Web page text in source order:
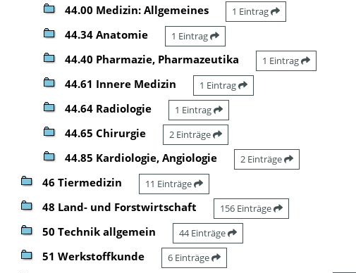
44.00 Medizin: Allgemeines 1 Eintrag
44.34 Anatomie 1 Eintrag
44.40 Pharmazie, Pharmazeutika 1 Eintrag
44.61 Innere Medizin 1 Eintrag
44.64 Radiologie 1 Eintrag
44.65 Chirurgie 2 Einträge
44.85 Kardiologie, Angiologie 2 Einträge
46 Tiermedizin 11 Einträge
48 Land- und Forstwirtschaft 156 Einträge
50 Technik allgemein 44 Einträge
51 Werkstoffkunde 6 Einträge